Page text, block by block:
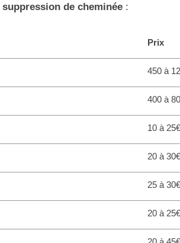
suppression de cheminée :
Prix
450 à
400 à
10 à
20 à
25 à
20 à